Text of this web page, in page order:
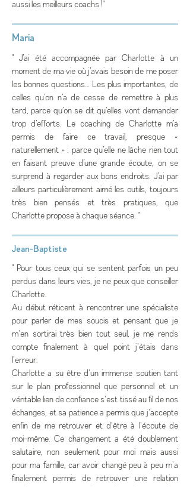
aussi les meilleurs coachs !"
Maria
" J’ai été accompagnée par Charlotte à un
moment de ma vie où j’avais besoin de me poser
les bonnes questions… Les plus importantes, de
celles qu’on n’a de cesse de remettre à plus
tard, parce qu’on se dit qu’elles vont demander
trop d’efforts. Le coaching de Charlotte m’a
permis de faire ce travail, presque «
naturellement » : parce qu’elle ne lâche rien tout
en faisant preuve d’une grande écoute, on se
surprend à regarder aux bons endroits. J’ai par
ailleurs particulièrement aimé les outils, toujours
très bien pensés et très pratiques, que
Charlotte propose à chaque séance. "
Jean-Baptiste
" Pour tous ceux qui se sentent parfois un peu
perdus dans leurs vies, je ne peux que conseiller
Charlotte.
Au début réticent à rencontrer une spécialiste
pour parler de mes soucis et pensant que je
m'en sortirai très bien tout seul, je me rends
compte finalement à quel point j'étais dans
l'erreur.
Charlotte a su être d'un immense soutien tant
sur le plan professionnel que personnel et un
véritable lien de confiance s'est tissé au fil de nos
échanges, et sa patience a permis que j'accepte
enfin de me retrouver et d'être à l'écoute de
moi-même. Ce changement a été doublement
salutaire, non seulement pour moi mais aussi
pour ma famille, car avoir changé peu à peu m'a
finalement permis de retrouver une relation